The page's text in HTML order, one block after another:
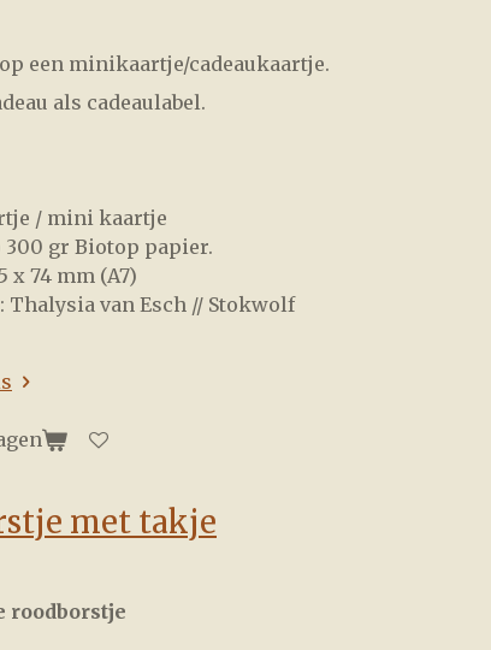
een minikaartje/cadeaukaartje.
als cadeaulabel.
/ mini kaartje
300 gr Biotop papier.
x 74 mm (A7)
van Esch // Stokwolf
met takje
roodborstje